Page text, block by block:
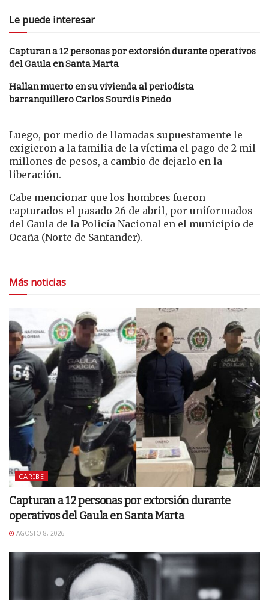
Le puede interesar
Capturan a 12 personas por extorsión durante operativos
del Gaula en Santa Marta
Hallan muerto en su vivienda al periodista
barranquillero Carlos Sourdis Pinedo
Luego, por medio de llamadas supuestamente le
exigieron a la familia de la víctima el pago de 2 mil
millones de pesos, a cambio de dejarlo en la
liberación.
Cabe mencionar que los hombres fueron
capturados el pasado 26 de abril, por uniformados
del Gaula de la Policía Nacional en el municipio de
Ocaña (Norte de Santander).
Más noticias
CARIBE
Capturan a 12 personas por extorsión durante
operativos del Gaula en Santa Marta
AGOSTO 8, 2026